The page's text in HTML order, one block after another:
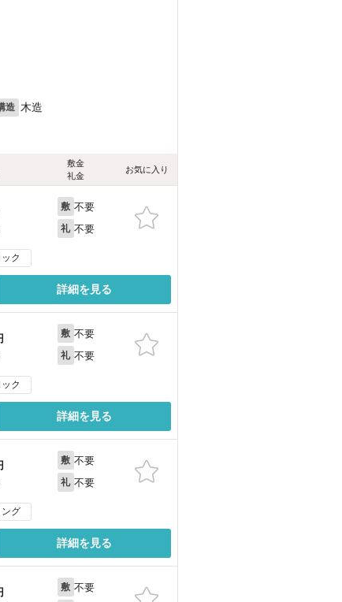
造 木造
敷金
礼金
お気に入り
敷 不要
礼 不要
ク
詳細を見る
敷 不要
礼 不要
ク
詳細を見る
敷 不要
礼 不要
グ
詳細を見る
敷 不要